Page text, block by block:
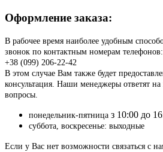
Оформление заказа:
В рабочее время наиболее удобным
звонок по контактным номерам телефонов:
+38 (099) 206-22-42
В этом случае Вам также будет
консультация. Наши менеджеры ответят
вопросы.
понедельник-пятница з 10:00 до
суббота, воскресенье: выходные
Если у Вас нет возможности связаться с